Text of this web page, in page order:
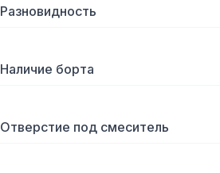
Разновидность
Наличие борта
Отверстие под смеситель